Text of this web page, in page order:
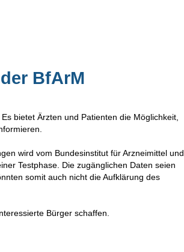
BfArM
bietet Ärzten und Patienten die Möglichkeit,
wird vom Bundesinstitut für Arzneimittel und
Testphase. Die zugänglichen Daten seien
somit auch nicht die Aufklärung des
Bürger schaffen.